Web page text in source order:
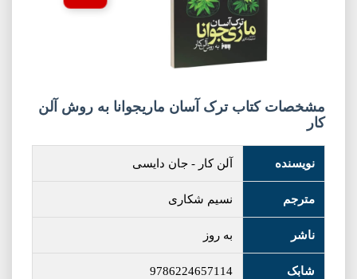
مشخصات کتاب ترک آسان ماریجوانا به روش آلن
کار
نویسنده آلن کار - جان دایسی
مترجم نسیم شکاری
ناشر به روز
شابک 9786224657114